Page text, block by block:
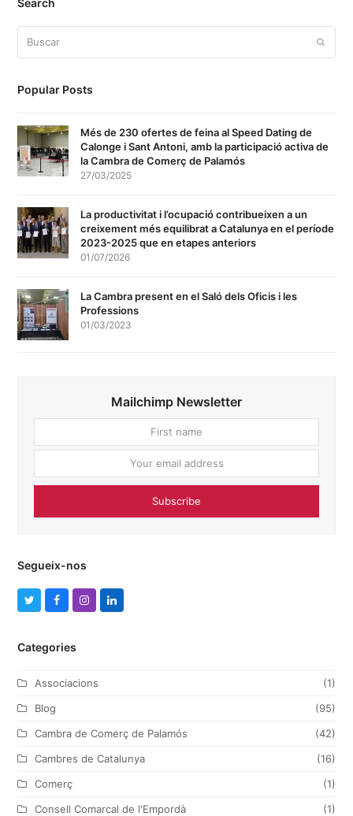
Popular Posts
Més de 230 ofertes de feina al Speed Dating de
Calonge i Sant Antoni, amb la participació activa de
la Cambra de Comerç de Palamós
27/03/2025
La productivitat i l’ocupació contribueixen a un
creixement més equilibrat a Catalunya en el període
2023-2025 que en etapes anteriors
01/07/2026
La Cambra present en el Saló dels Oficis i les
Professions
01/03/2023
Mailchimp Newsletter
name
Subscribe
Segueix-nos
i
r
c
o
k
r
a
I
n
Categories
Associacions
(1)
Blog
(95)
Cambra de Comerç de Palamós
(42)
Cambres de Catalunya
(16)
Comerç
(1)
Consell Comarcal de l'Empordà
(1)